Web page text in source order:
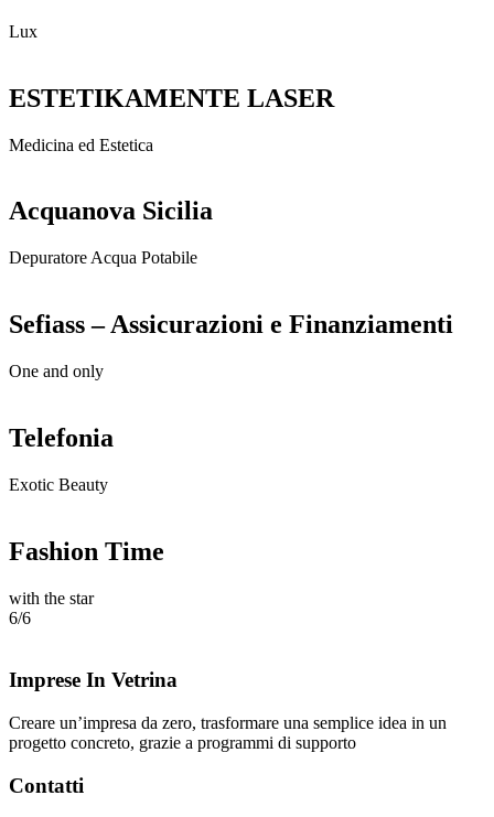
Lux
ESTETIKAMENTE LASER
Medicina ed Estetica
Acquanova Sicilia
Depuratore Acqua Potabile
Sefiass – Assicurazioni e Finanziamenti
One and only
Telefonia
Exotic Beauty
Fashion Time
with the star
6/6
Imprese In Vetrina
Creare un’impresa da zero, trasformare una semplice idea in un
progetto concreto, grazie a programmi di supporto
Contatti